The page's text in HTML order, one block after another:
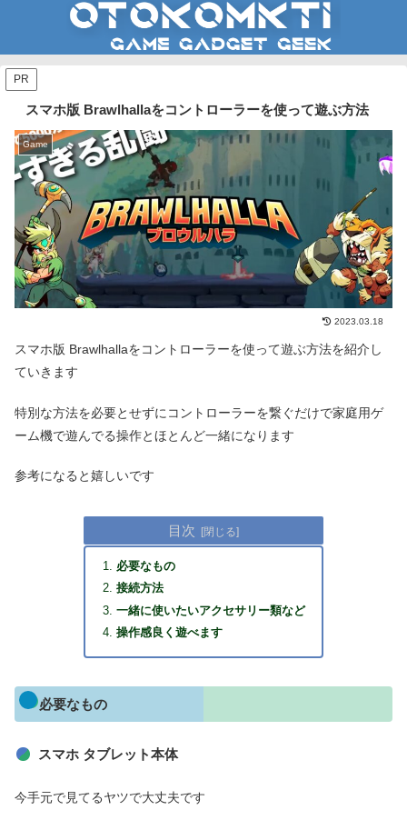
PR
スマホ版 Brawlhallaをコントローラーを使って遊ぶ方法
Game
2023.03.18
スマホ版 Brawlhallaをコントローラーを使って遊ぶ方法を紹介し
ていきます
特別な方法を必要とせずにコントローラーを繋ぐだけで家庭用ゲ
ーム機で遊んでる操作とほとんど一緒になります
参考になると嬉しいです
目次
必要なもの
接続方法
一緒に使いたいアクセサリー類など
操作感良く遊べます
必要なもの
スマホ タブレット本体
今手元で見てるヤツで大丈夫です